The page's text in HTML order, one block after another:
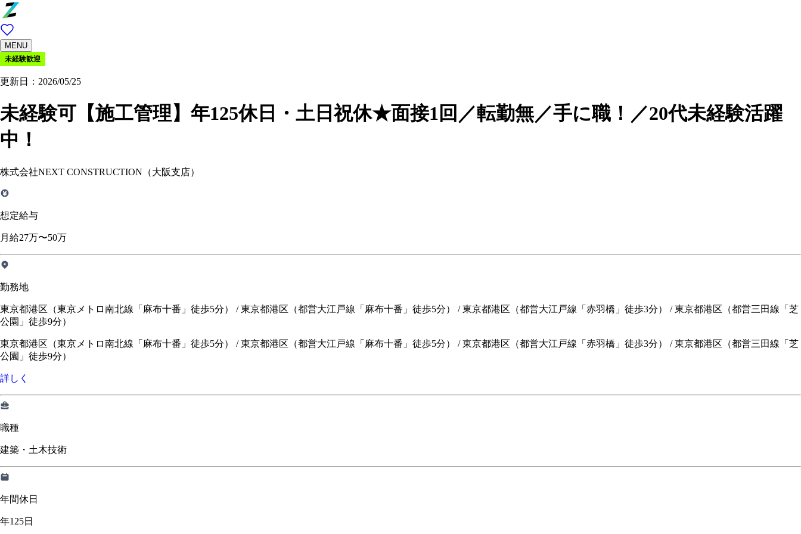
MENU
未経験歓迎
更新日：2026/05/25
未経験可【施工管理】年125休日・土日祝休★面接1回／転勤無／手に職！／20代未経験活躍
中！
株式会社NEXT CONSTRUCTION（大阪支店）
想定給与
月給27万〜50万
勤務地
東京都港区（東京メトロ南北線「麻布十番」徒歩5分） / 東京都港区（都営大江戸線「麻布十番」徒歩5分） / 東京都港区（都営大江戸線「赤羽橋」徒歩3分） / 東京都港区（都営三田線「芝
公園」徒歩9分）
東京都港区（東京メトロ南北線「麻布十番」徒歩5分） /東京都港区（都営大江戸線「麻布十番」徒歩5分） /東京都港区（都営大江戸線「赤羽橋」徒歩3分） /東京都港区（都営三田線「芝
公園」徒歩9分）
詳しく
職種
建築・土木技術
年間休日
年125日